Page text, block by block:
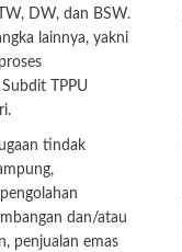
DW, dan BSW.
lainnya, yakni
TPPU
tindak
dan/atau
penjualan emas